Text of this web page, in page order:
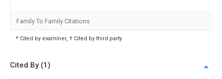
Family To Family Citations
* Cited by examiner, † Cited by third party
Cited By (1)